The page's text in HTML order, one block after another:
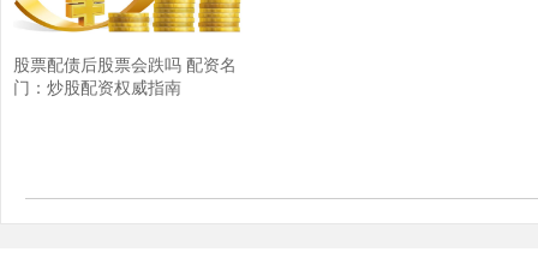
股票配债后股票会跌吗 配资名
门：炒股配资权威指南